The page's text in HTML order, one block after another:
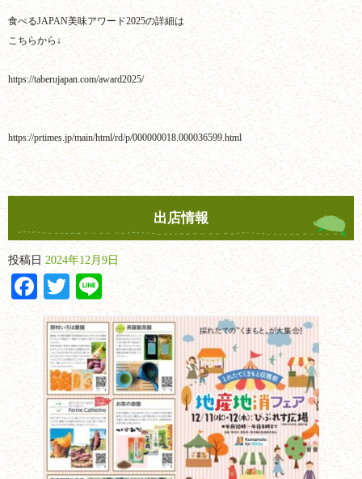
食べるJAPAN美味アワード2025の詳細は
こちらから↓
https://taberujapan.com/award2025/
https://prtimes.jp/main/html/rd/p/000000018.000036599.html
出店情報
投稿日 2024年12月9日
Facebook
Twitter
Line